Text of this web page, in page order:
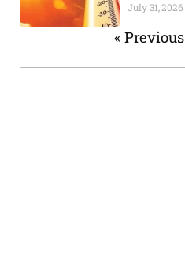
July 31, 2026
« Previous